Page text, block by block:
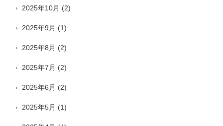
2025年10月 (2)
2025年9月 (1)
2025年8月 (2)
2025年7月 (2)
2025年6月 (2)
2025年5月 (1)